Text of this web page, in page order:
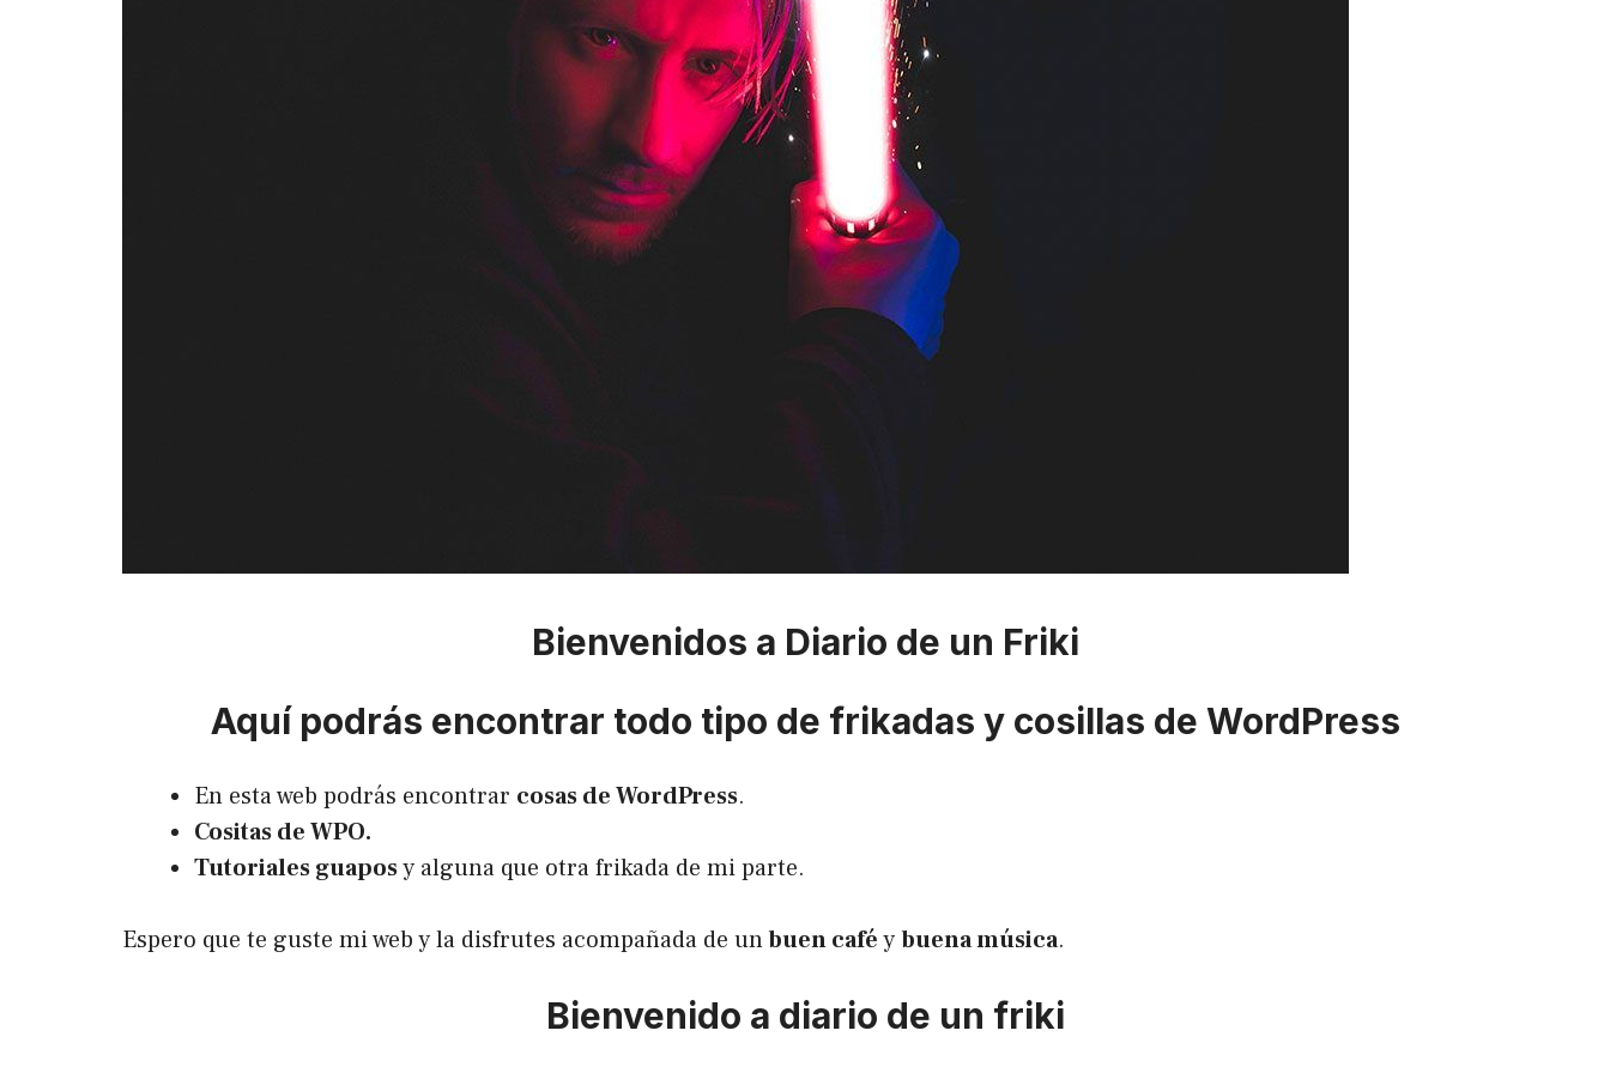
Bienvenidos a Diario de un Friki
Aquí podrás encontrar todo tipo de frikadas y cosillas de WordPress
En esta web podrás encontrar cosas de WordPress.
Cositas de WPO.
Tutoriales guaposy alguna que otra frikada de mi parte.
Espero que te guste mi web y la disfrutes acompañada de unbuen caféybuena música.
Bienvenido a diario de un friki